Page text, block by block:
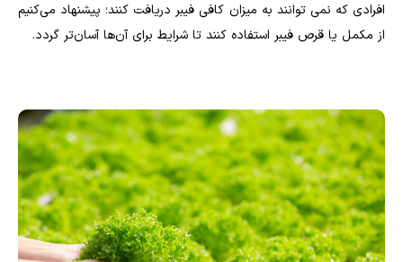
افرادی که نمی توانند به میزان کافی فیبر دریافت کنند؛ پیشنهاد می‌کنیم
از مکمل یا قرص فیبر استفاده کنند تا شرایط برای آن‌ها آسان‌تر گردد.